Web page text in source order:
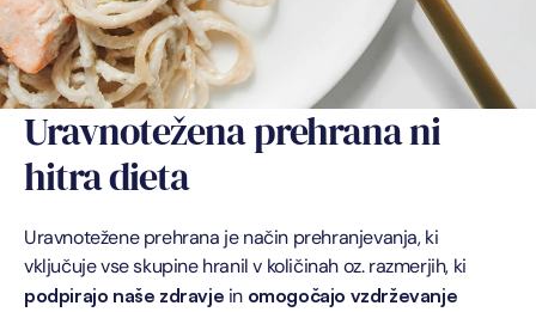
Uravnotežena prehrana ni
hitra dieta
Uravnotežene prehrana je način prehranjevanja, ki
podpirajo naše zdravje in omogočajo vzdrževanje